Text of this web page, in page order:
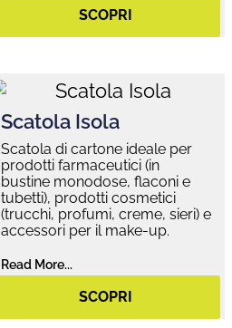
SCOPRI
Scatola Isola
Scatola di cartone ideale per
prodotti farmaceutici (in
bustine monodose, flaconi e
tubetti), prodotti cosmetici
(trucchi, profumi, creme, sieri) e
accessori per il make-up.
Read More...
SCOPRI